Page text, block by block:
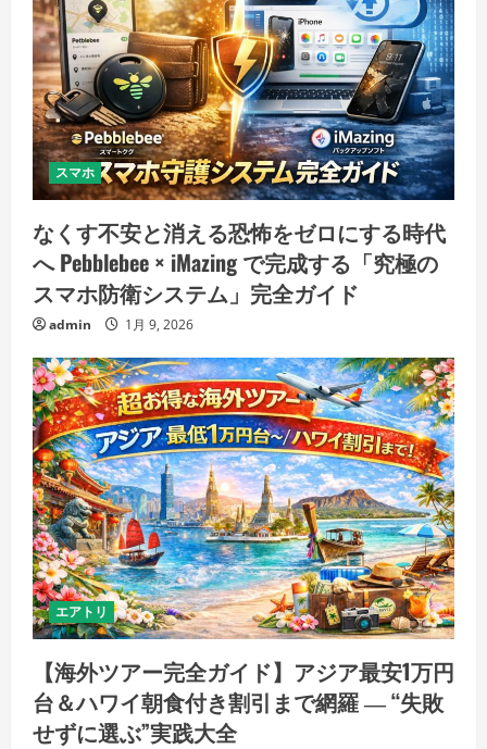
スマホ
なくす不安と消える恐怖をゼロにする時代
へ Pebblebee × iMazing で完成する「究極の
スマホ防衛システム」完全ガイド
admin 1月 9, 2026
エアトリ
【海外ツアー完全ガイド】アジア最安1万円
台＆ハワイ朝食付き割引まで網羅 ― “失敗
せずに選ぶ”実践大全